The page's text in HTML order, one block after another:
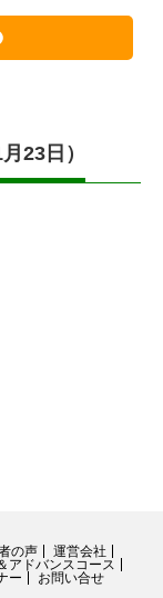
23日）
の声
運営会社
アドバンスコース
ー お問い合せ